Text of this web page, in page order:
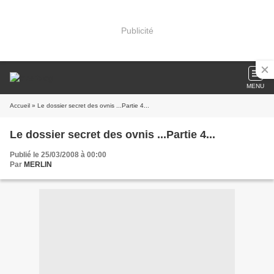
Publicité
MENU
Accueil » Le dossier secret des ovnis ...Partie 4...
Le dossier secret des ovnis ...Partie 4...
Publié le 25/03/2008 à 00:00
Par MERLIN